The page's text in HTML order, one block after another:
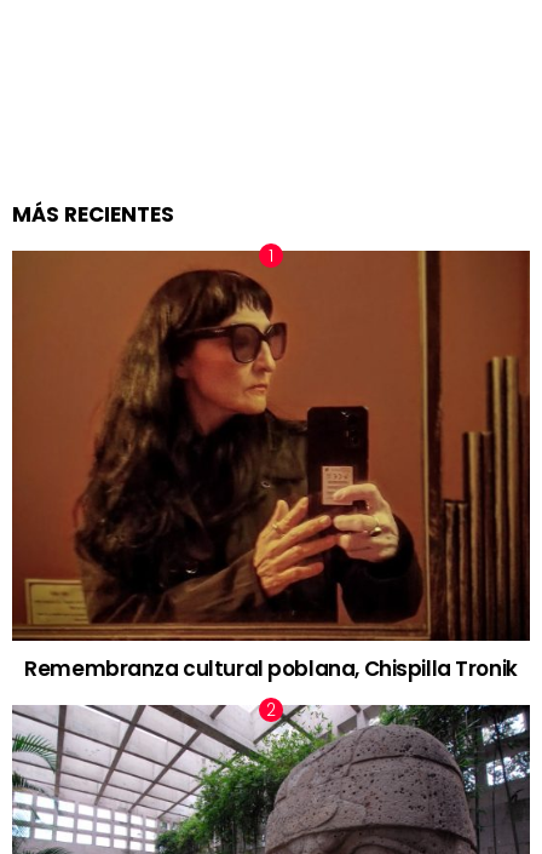
MÁS RECIENTES
Remembranza cultural poblana, Chispilla Tronik